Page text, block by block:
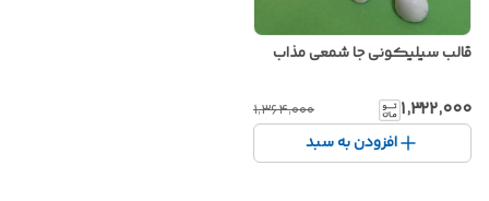
قالب سیلیکونی جا شمعی مذاب
۱٬۳۲۲٬۰۰۰ ۱٬۳۶۴٬۰۰۰
افزودن به سبد